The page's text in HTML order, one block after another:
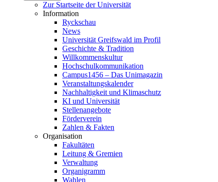
Zur Startseite der Universität
Information
Ryckschau
News
Universität Greifswald im Profil
Geschichte & Tradition
Willkommenskultur
Hochschulkommunikation
Campus1456 – Das Unimagazin
Veranstaltungskalender
Nachhaltigkeit und Klimaschutz
KI und Universität
Stellenangebote
Förderverein
Zahlen & Fakten
Organisation
Fakultäten
Leitung & Gremien
Verwaltung
Organigramm
Wahlen